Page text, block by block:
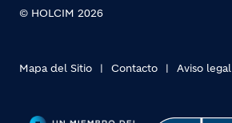
© HOLCIM 2026
Mapa del Sitio Contacto Aviso legal